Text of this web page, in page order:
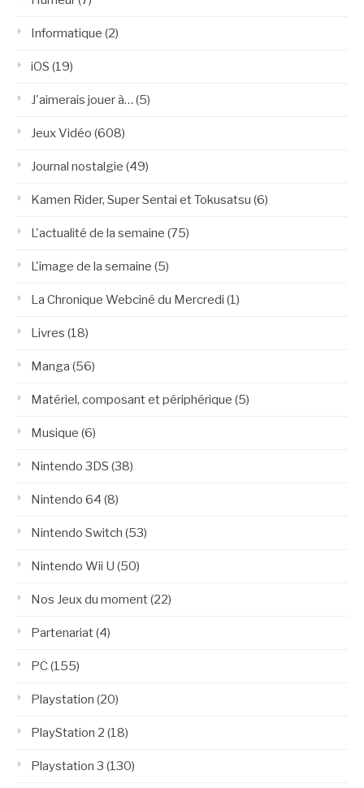
Informatique (2)
iOS (19)
J'aimerais jouer à… (5)
Jeux Vidéo (608)
Journal nostalgie (49)
Kamen Rider, Super Sentai et Tokusatsu (6)
L'actualité de la semaine (75)
L'image de la semaine (5)
La Chronique Webciné du Mercredi (1)
Livres (18)
Manga (56)
Matériel, composant et périphérique (5)
Musique (6)
Nintendo 3DS (38)
Nintendo 64 (8)
Nintendo Switch (53)
Nintendo Wii U (50)
Nos Jeux du moment(22)
Partenariat(4)
PC(155)
Playstation (20)
PlayStation 2 (18)
Playstation 3 (130)